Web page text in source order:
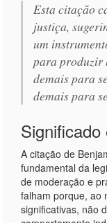
Esta citação
justiça,
um
para produzir
demais para
demais para
A citação de
fundamental da
de moderação e
falham porque, ao
significativas, não